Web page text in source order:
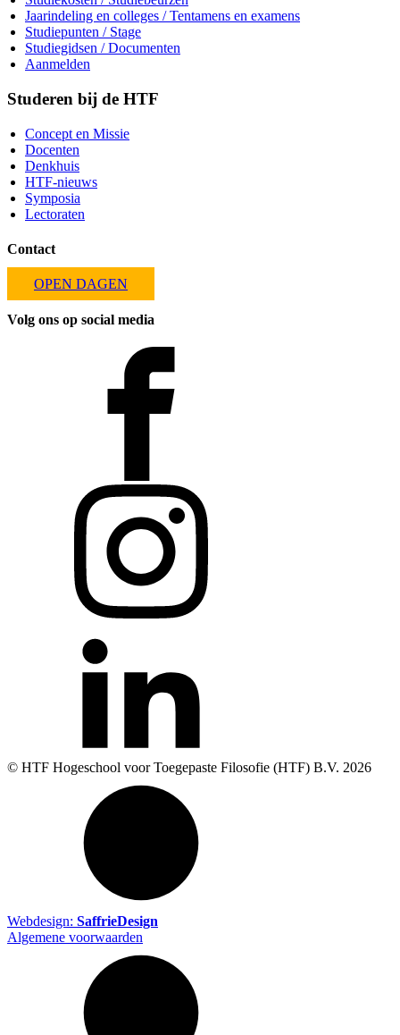
Jaarindeling en colleges / Tentamens en examens
Studiepunten / Stage
Studiegidsen / Documenten
Aanmelden
Studeren bij de HTF
Concept en Missie
Docenten
Denkhuis
HTF-nieuws
Symposia
Lectoraten
Contact
OPEN DAGEN
Volg ons op social media
© HTF Hogeschool voor Toegepaste Filosofie (HTF) B.V. 2026
Webdesign: SaffrieDesign
Algemene voorwaarden